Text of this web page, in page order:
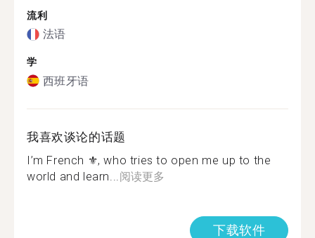
流利
法语
学
西班牙语
我喜欢谈论的话题
I’m French ⚜️, who tries to open me up to the
world and learn... 阅读更多
下载软件